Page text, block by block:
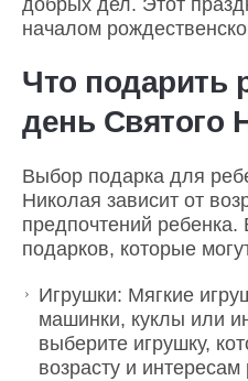
добрых дел. Этот
началом
Что подарить
день Святого
Выбор подарка для
Николая зависит от
предпочтений
подарков, которые
Игрушки: Мягкие
машинки, куклы или
выберите игрушку,
возрасту и интересам